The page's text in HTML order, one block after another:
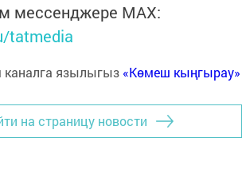
мессенджере MАХ:
tatmedia
каналга язылыгыз «Көмеш кыңгырау»
на страницу новости